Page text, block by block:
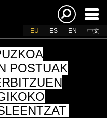
EU ES EN 中文
POSTUAK